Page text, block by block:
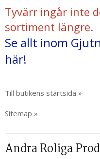
Tyvärr ingår inte
sortiment längre.
Se allt inom
här!
Till butikens startsida »
Sitemap »
Andra Roliga